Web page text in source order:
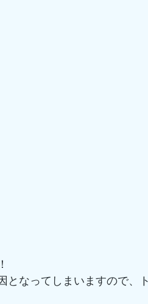
となってしまいますので、